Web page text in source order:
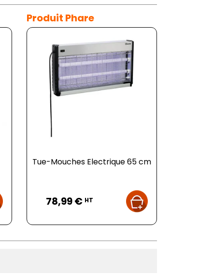
Produit Phare
Tue-Mouches Electrique 65 cm
78,99 € HT